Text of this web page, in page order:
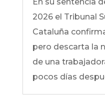
2026 el Tribunal
Cataluña
pero descarta la
de una
pocos días